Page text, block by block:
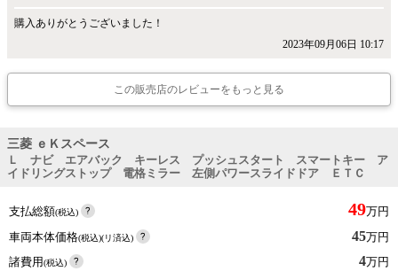
購入ありがとうございました！
2023年09月06日 10:17
この販売店のレビューをもっと見る
三菱 ｅＫスペース
Ｌ ナビ エアバック キーレス プッシュスタート スマートキー ア
イドリングストップ 電格ミラー 左側パワースライドドア ＥＴＣ
支払総額(税込) 49万円
車両本体価格(税込)(リ済込) 45万円
諸費用(税込) 4万円